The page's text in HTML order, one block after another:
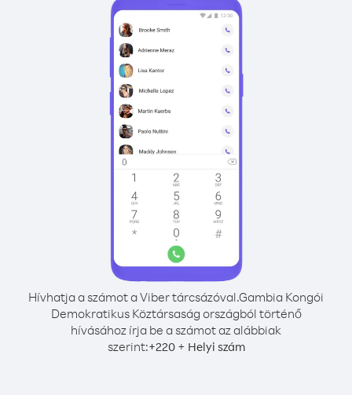
Hívhatja a számot a Viber tárcsázóval.Gambia Kongói
Demokratikus Köztársaság országból történő
hívásához írja be a számot az alábbiak
szerint:+220+ Helyi szám